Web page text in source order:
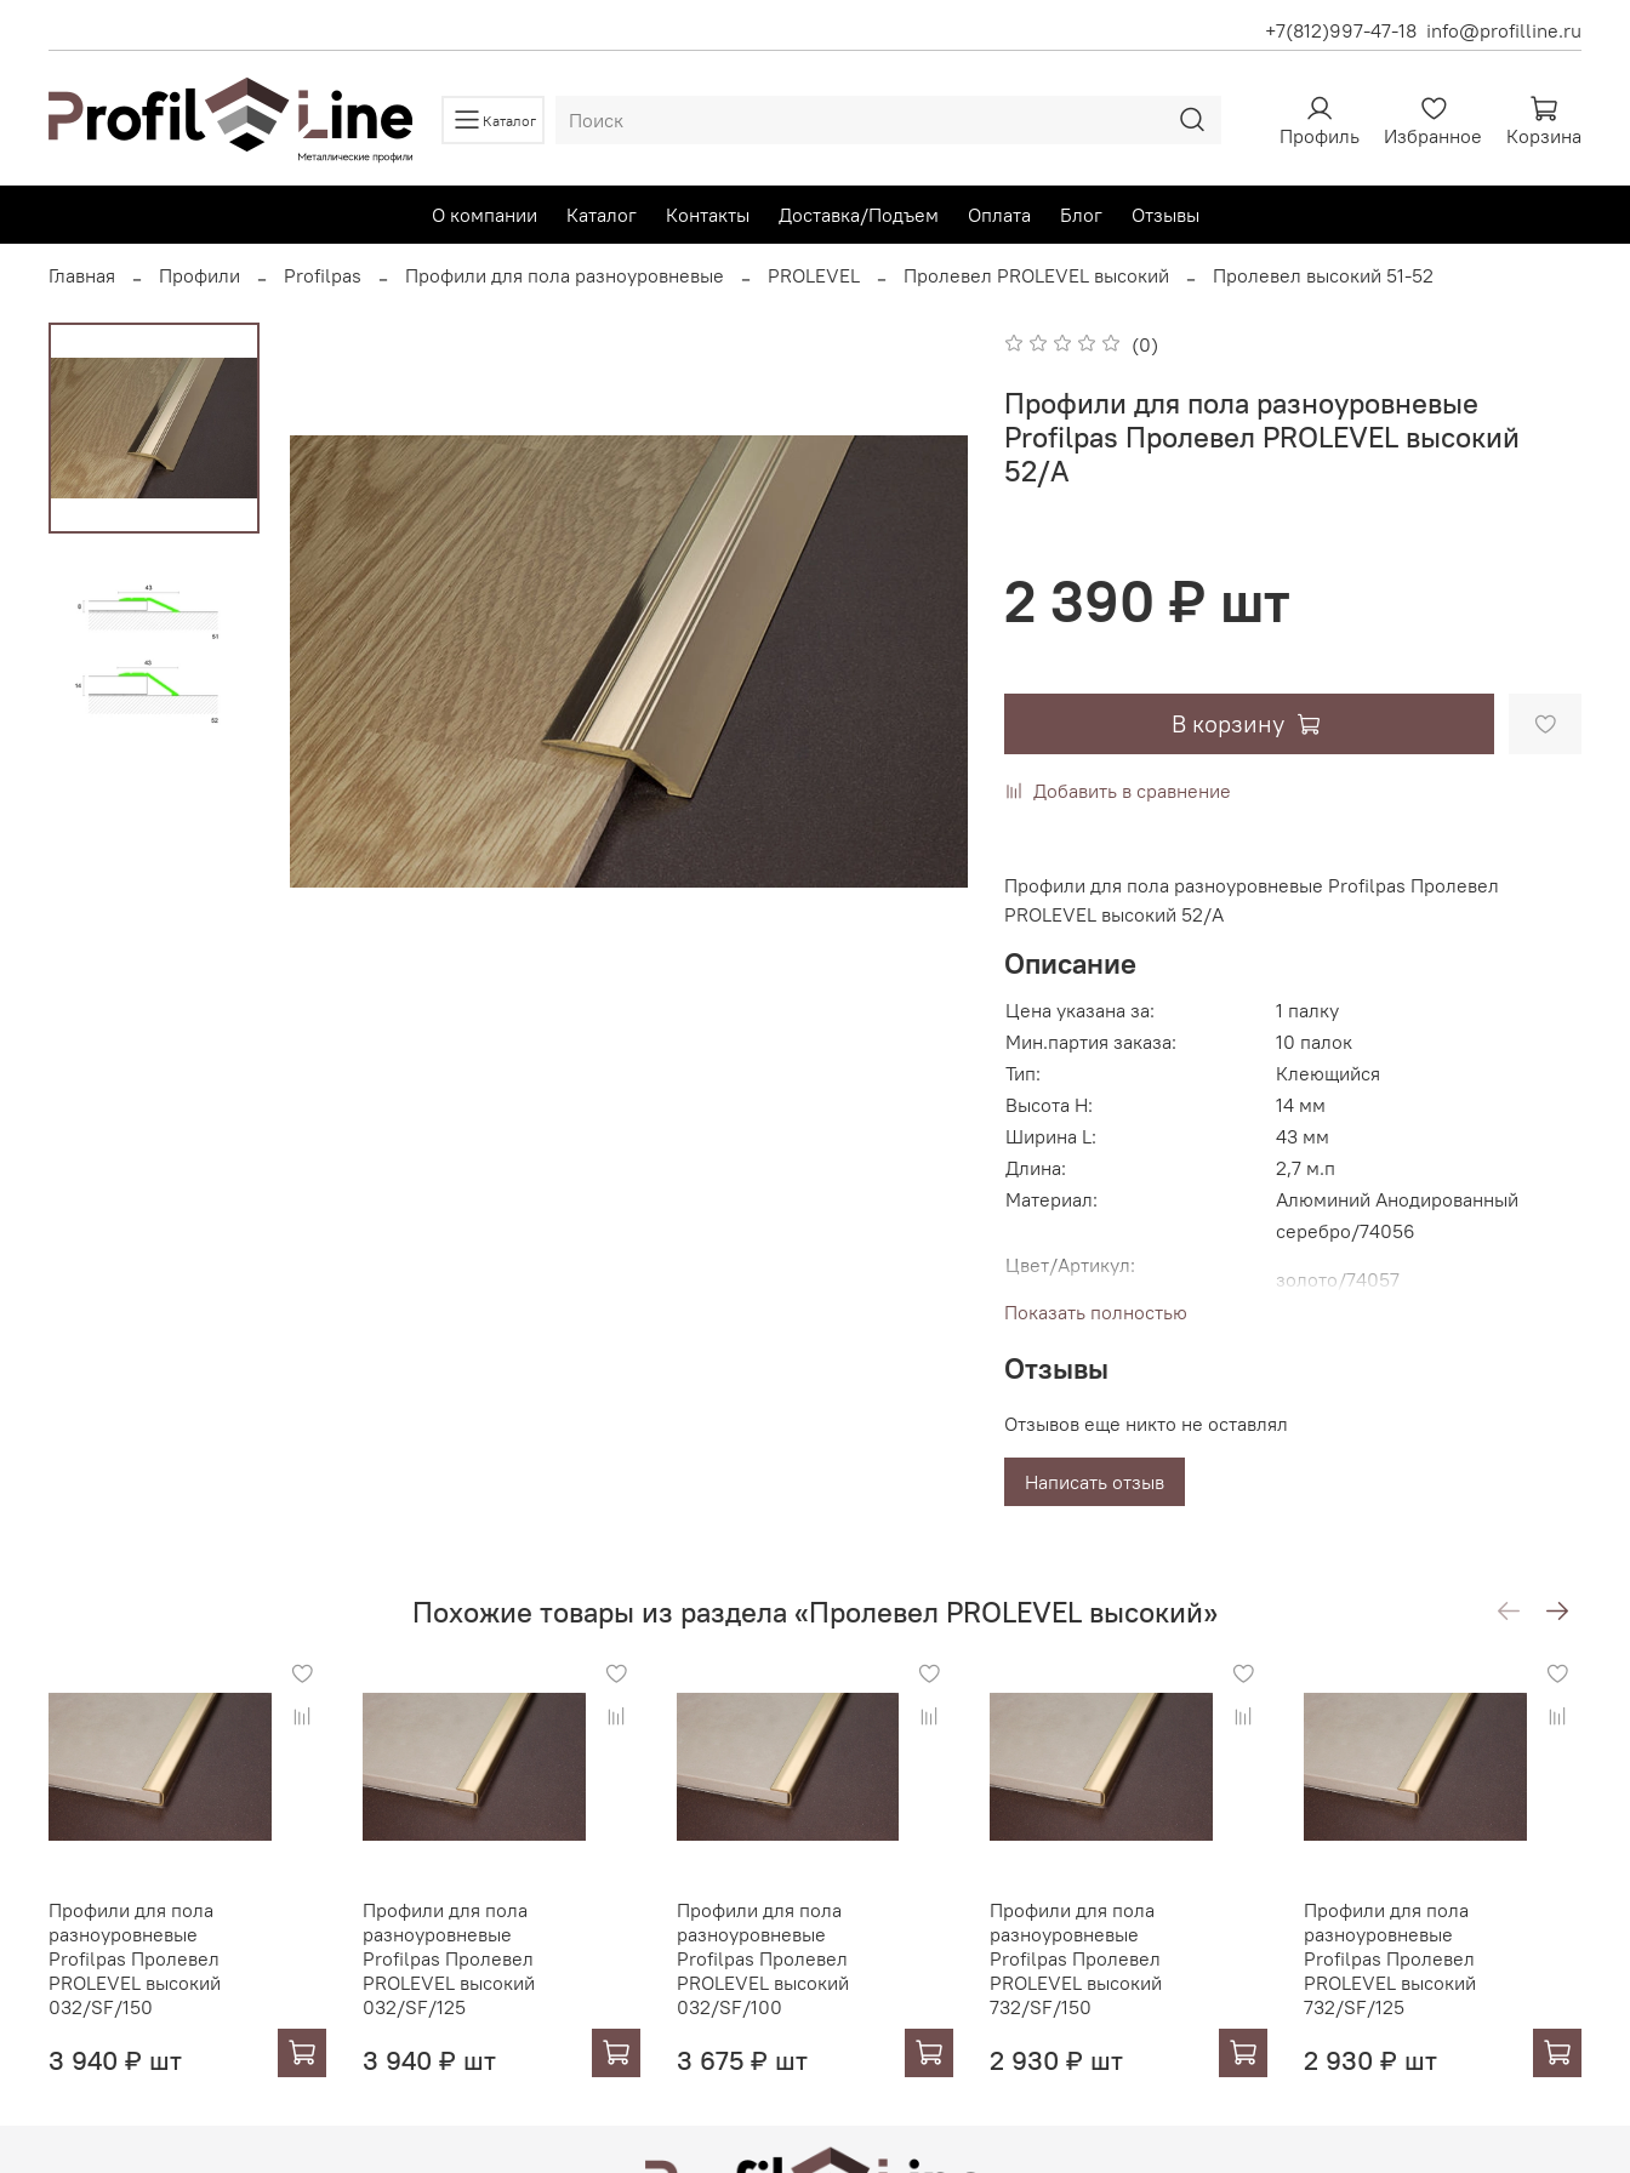
+7(812)997-47-18 info@profilline.ru
Каталог
Профиль Избранное Корзина
О компании Каталог Контакты Доставка/Подъем Оплата Блог Отзывы
Главная Профили Profilpas Профили для пола разноуровневые PROLEVEL Пролевел PROLEVEL высокий Пролевел высокий 51-52
(0)
Профили для пола разноуровневые
Profilpas Пролевел PROLEVEL высокий
52/A
2 390 ₽ шт
В корзину
Добавить в сравнение
Профили для пола разноуровневые Profilpas Пролевел
PROLEVEL высокий 52/A
Описание
Цена указана за:
1 палку
Мин.партия заказа:
10 палок
Тип:
Клеющийся
Высота H:
14 мм
Ширина L:
43 мм
Длина:
2,7 м.п
Материал:
Алюминий Анодированный
Цвет/Артикул:
серебро/74056
золото/74057
Показать полностью
Отзывы
Отзывов еще никто не оставлял
Написать отзыв
Похожие товары из раздела «Пролевел PROLEVEL высокий»
Профили для пола
разноуровневые
Profilpas Пролевел
PROLEVEL высокий
032/SF/150
3 940 ₽ шт
Профили для пола
разноуровневые
Profilpas Пролевел
PROLEVEL высокий
032/SF/125
3 940 ₽ шт
Профили для пола
разноуровневые
Profilpas Пролевел
PROLEVEL высокий
032/SF/100
3 675 ₽ шт
Профили для пола
разноуровневые
Profilpas Пролевел
PROLEVEL высокий
732/SF/150
2 930 ₽ шт
Профили для пола
разноуровневые
Profilpas Пролевел
PROLEVEL высокий
732/SF/125
2 930 ₽ шт